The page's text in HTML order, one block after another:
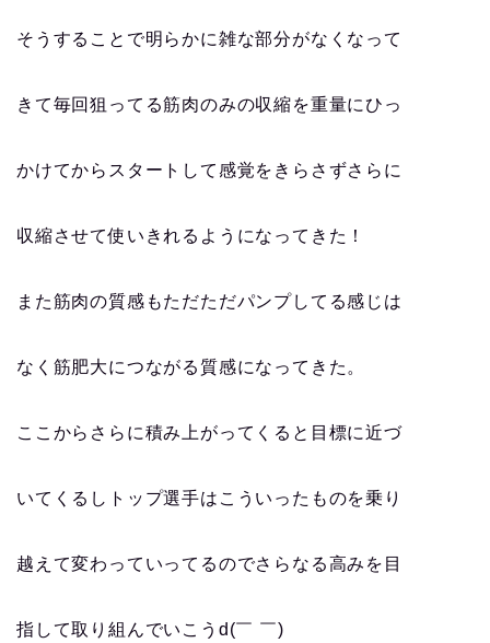
そうすることで明らかに雑な部分がなくなって
きて毎回狙ってる筋肉のみの収縮を重量にひっ
かけてからスタートして感覚をきらさずさらに
収縮させて使いきれるようになってきた！
また筋肉の質感もただただパンプしてる感じは
なく筋肥大につながる質感になってきた。
ここからさらに積み上がってくると目標に近づ
いてくるしトップ選手はこういったものを乗り
越えて変わっていってるのでさらなる高みを目
指して取り組んでいこうd(￣ ￣)